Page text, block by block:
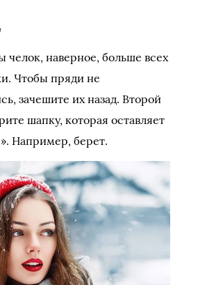
челок, наверное, больше всех
Чтобы пряди не
зачешите их назад. Второй
шапку, которая оставляет
Например, берет.